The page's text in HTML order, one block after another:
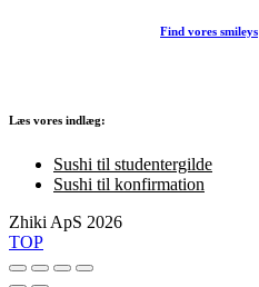
Find vores smileys
Læs vores indlæg:
Sushi til studentergilde
Sushi til konfirmation
Zhiki ApS 2026
TOP